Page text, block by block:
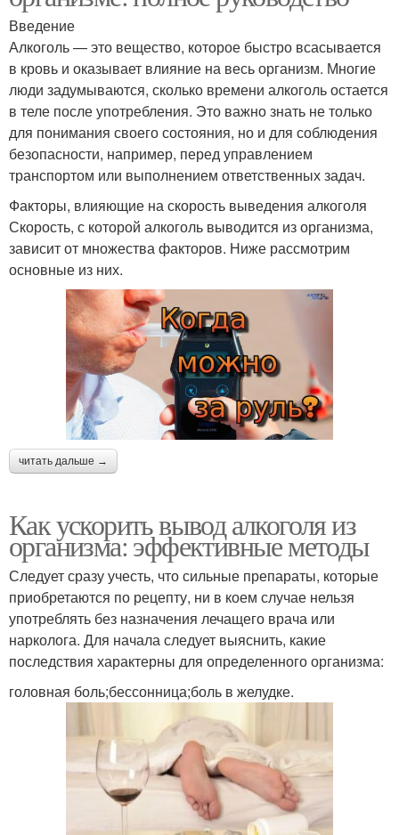
Введение
Алкоголь — это вещество, которое быстро всасывается
в кровь и оказывает влияние на весь организм. Многие
люди задумываются, сколько времени алкоголь остается
в теле после употребления. Это важно знать не только
для понимания своего состояния, но и для соблюдения
безопасности, например, перед управлением
транспортом или выполнением ответственных задач.
Факторы, влияющие на скорость выведения алкоголя
Скорость, с которой алкоголь выводится из организма,
зависит от множества факторов. Ниже рассмотрим
основные из них.
читать дальше →
Как ускорить вывод алкоголя из
организма: эффективные методы
Следует сразу учесть, что сильные препараты, которые
приобретаются по рецепту, ни в коем случае нельзя
употреблять без назначения лечащего врача или
нарколога. Для начала следует выяснить, какие
последствия характерны для определенного организма:
головная боль;бессонница;боль в желудке.